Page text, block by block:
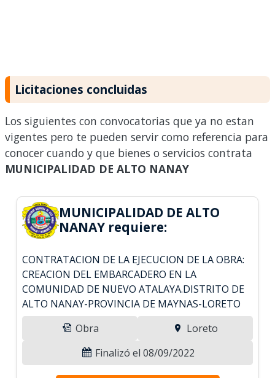
Licitaciones concluidas
Los siguientes con convocatorias que ya no estan
vigentes pero te pueden servir como referencia para
conocer cuando y que bienes o servicios contrata
MUNICIPALIDAD DE ALTO NANAY
MUNICIPALIDAD DE ALTO
NANAY requiere:
CONTRATACION DE LA EJECUCION DE LA OBRA:
CREACION DEL EMBARCADERO EN LA
COMUNIDAD DE NUEVO ATALAYA.DISTRITO DE
ALTO NANAY-PROVINCIA DE MAYNAS-LORETO
Obra
Loreto
Finalizó el 08/09/2022